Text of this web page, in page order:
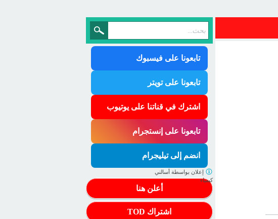
تابعونا على فيسبوك
تابعونا على تويتر
اشترك في قناتنا على يوتيوب
تابعونا على إنستجرام
انضم إلى تيليجرام
أعلن هنا
اشتراك TOD
إعلان بواسطة أسالني
كيمياء